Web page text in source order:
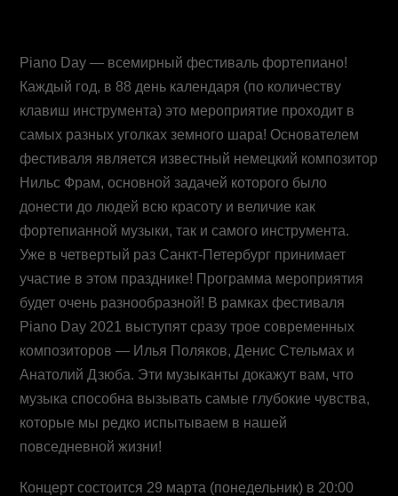
Piano Day — всемирный фестиваль фортепиано!
Каждый год, в 88 день календаря (по количеству
клавиш инструмента) это мероприятие проходит в
самых разных уголках земного шара! Основателем
фестиваля является известный немецкий композитор
Нильс Фрам, основной задачей которого было
донести до людей всю красоту и величие как
фортепианной музыки, так и самого инструмента.
Уже в четвертый раз Санкт-Петербург принимает
участие в этом празднике! Программа мероприятия
будет очень разнообразной! В рамках фестиваля
Piano Day 2021 выступят сразу трое современных
композиторов — Илья Поляков, Денис Стельмах и
Анатолий Дзюба. Эти музыканты докажут вам, что
музыка способна вызывать самые глубокие чувства,
которые мы редко испытываем в нашей
повседневной жизни!
Концерт состоится 29 марта (понедельник) в 20:00